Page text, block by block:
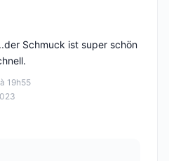
19h55
Schmuck ist super schön